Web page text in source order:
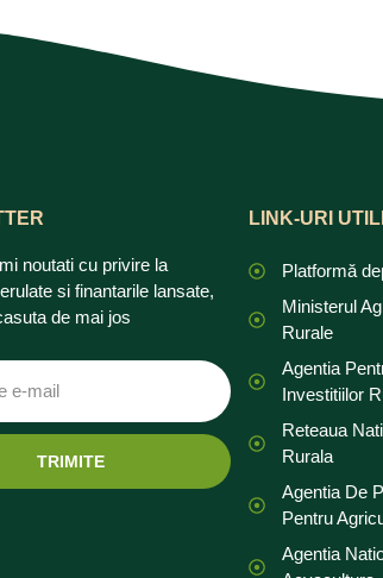
noutati cu privire la
si finantarile lansate,
de mai jos
TRIMITE
LINK-URI
Platformă
Ministerul
Rurale
Agentia
Investitiilor
Reteaua
Rurala
Agentia De
Pentru
Agentia